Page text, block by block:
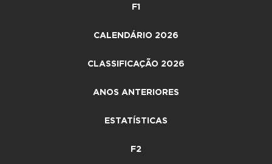
F1
CALENDÁRIO 2026
CLASSIFICAÇÃO 2026
ANOS ANTERIORES
ESTATÍSTICAS
F2